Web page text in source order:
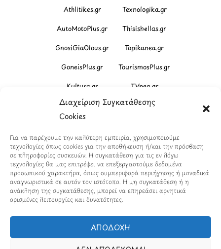
Διαχείριση Συγκατάθεσης
Cookies
Για να παρέχουμε την καλύτερη εμπειρία, χρησιμοποιούμε
τεχνολογίες όπως cookies για την αποθήκευση ή/και την πρόσβαση
σε πληροφορίες συσκευών. Η συγκατάθεση για τις εν λόγω
τεχνολογίες θα μας επιτρέψει να επεξεργαστούμε δεδομένα
προσωπικού χαρακτήρα, όπως συμπεριφορά περιήγησης ή μοναδικά
αναγνωριστικά σε αυτόν τον ιστότοπο. Η μη συγκατάθεση ή η
ανάκληση της συγκατάθεσης, μπορεί να επηρεάσει αρνητικά
ορισμένες λειτουργίες και δυνατότητες.
ΑΠΟΔΟΧΗ
Athlitikes.gr Texnologika.gr
AutoMotoPlus.gr Thisishellas.gr
GnosiGiaOlous.gr Topikanea.gr
GoneisPlus.gr TourismosPlus.gr
Kultura.gr TVnea.gr
Loatki.gr Upnow.gr
ModernaGynaika.gr Xristianika.gr
OikonomiaPlus.gr ZoumeKalytera.gr
Oikotropia.gr ZoumeSpiti.gr
Perepet.gr
Orama Group(Orama Group Μ.Ι.Κ.Ε.) |
Α.Φ.Μ. 801086294 – Δ.Ο.Υ. ΚΕΦΟΔΕ Αττικής | Γ.Ε.ΜΗ